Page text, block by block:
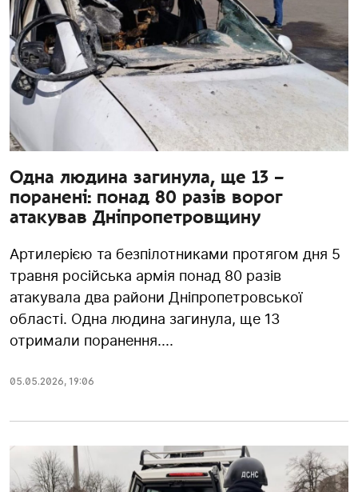
Одна людина загинула, ще 13 –
поранені: понад 80 разів ворог
атакував Дніпропетровщину
Артилерією та безпілотниками протягом дня 5
травня російська армія понад 80 разів
атакувала два райони Дніпропетровської
області. Одна людина загинула, ще 13
отримали поранення....
05.05.2026, 19:06